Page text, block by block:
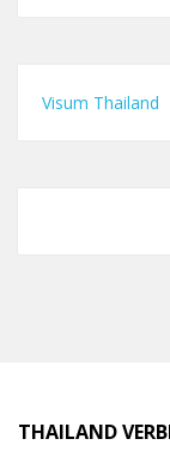
Visum Thailand
THAILAND